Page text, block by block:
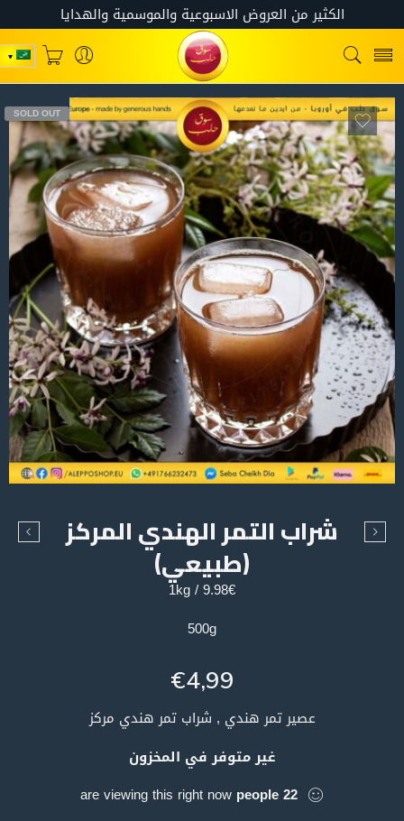
SOLD OUT
شراب التمر الهندي المركز
(طبيعي)
9.98€ / 1kg
500g
€4,99
عصير تمر هندي , شراب تمر هندي مركز
غير متوفر في المخزون
22
people
are viewing this right now